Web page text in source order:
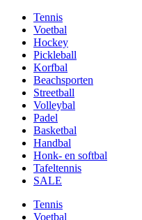
Tennis
Voetbal
Hockey
Pickleball
Korfbal
Beachsporten
Streetball
Volleybal
Padel
Basketbal
Handbal
Honk- en softbal
Tafeltennis
SALE
Tennis
Voetbal